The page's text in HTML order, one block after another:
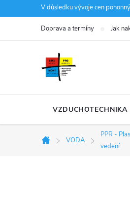
na
V důsledku vývoje cen
Doprava a termíny Jak
VZDUCHOTECHNIKA
Domů
VODA
PPR -
vedení